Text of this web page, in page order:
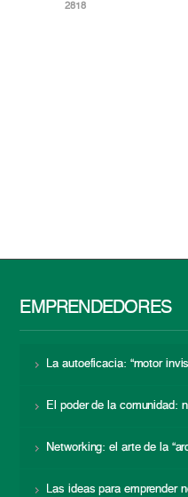
2818
EMPRENDEDORES
La autoeficacia: “motor
El poder de la comunidad:
Networking: el arte de la
Las ideas para emprender